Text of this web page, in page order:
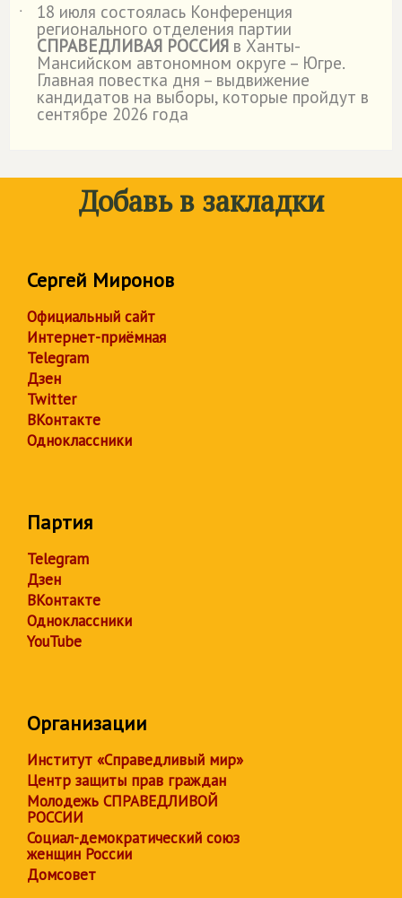
˙
18 июля состоялась Конференция
регионального отделения партии
СПРАВЕДЛИВАЯ РОССИЯ в Ханты-
Мансийском автономном округе – Югре.
Главная повестка дня – выдвижение
кандидатов на выборы, которые пройдут в
сентябре 2026 года
Добавь в закладки
Сергей Миронов
Официальный сайт
Интернет-приёмная
Telegram
Дзен
Twitter
ВКонтакте
Одноклассники
Партия
Telegram
Дзен
ВКонтакте
Одноклассники
YouTube
Организации
Институт «Справедливый мир»
Центр защиты прав граждан
Молодежь СПРАВЕДЛИВОЙ
РОССИИ
Социал-демократический союз
женщин России
Домсовет